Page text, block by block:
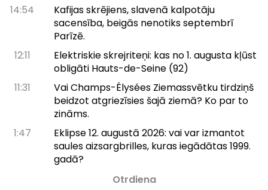
14:54
Kafijas skrējiens, slavenā kalpotāju
sacensība, beigās nenotiks septembrī
Parīzē.
12:11
Elektriskie skrejriteņi: kas no 1. augusta kļūst
obligāti Hauts-de-Seine (92)
11:31
Vai Champs-Élysées Ziemassvētku tirdziņš
beidzot atgriezīsies šajā ziemā? Ko par to
zināms.
1:47
Eklipse 12. augustā 2026: vai var izmantot
saules aizsargbrilles, kuras iegādātas 1999.
gadā?
Otrdiena